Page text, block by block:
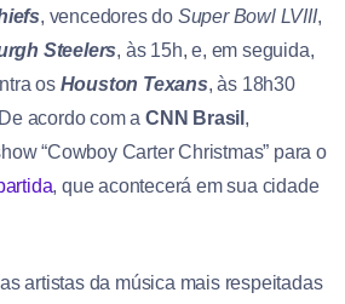
, vencedores do Super Bowl LVIII,
Steelers, às 15h, e, em seguida,
os Houston Texans, às 18h30
acordo com aCNN Brasil ,
“Cowboy Carter Christmas” para o
, que acontecerá em sua cidade
artistas da música mais respeitadas